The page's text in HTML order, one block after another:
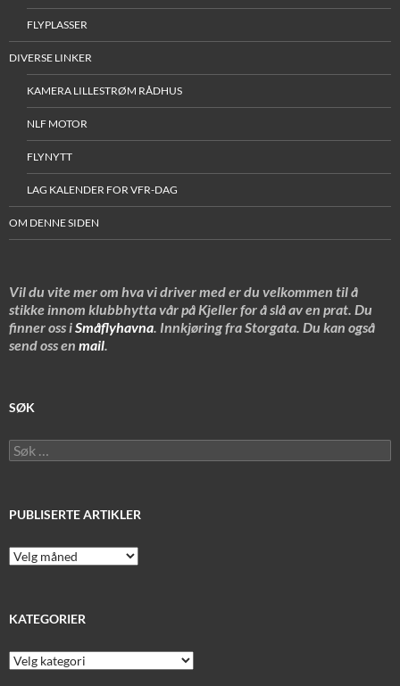
FLYPLASSER
DIVERSE LINKER
KAMERA LILLESTRØM RÅDHUS
NLF MOTOR
FLYNYTT
LAG KALENDER FOR VFR-DAG
OM DENNE SIDEN
Vil du vite mer om hva vi driver med er du velkommen til å
stikke innom klubbhytta vår på Kjeller for å slå av en prat. Du
finner oss iSmåflyhavna. Innkjøring fra Storgata. Du kan også
send oss en mail.
SØK
Søk
etter:
PUBLISERTE ARTIKLER
Publiserte
artikler
KATEGORIER
Kategorier